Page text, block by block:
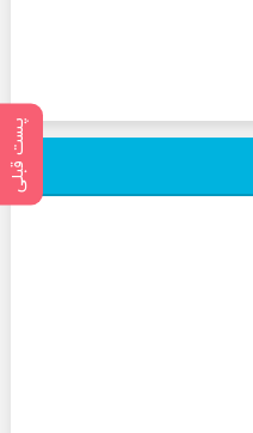
پست قبلی